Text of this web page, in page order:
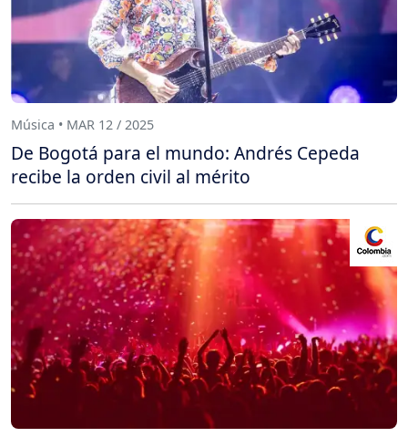
Música • MAR 12 / 2025
De Bogotá para el mundo: Andrés Cepeda
recibe la orden civil al mérito